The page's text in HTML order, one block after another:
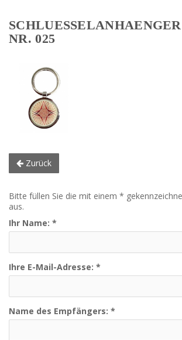
NR. 025
Zurück
Bitte füllen Sie die mit einem *
aus.
Ihr Name: *
Ihre E-Mail-Adresse: *
Name des Empfängers: *